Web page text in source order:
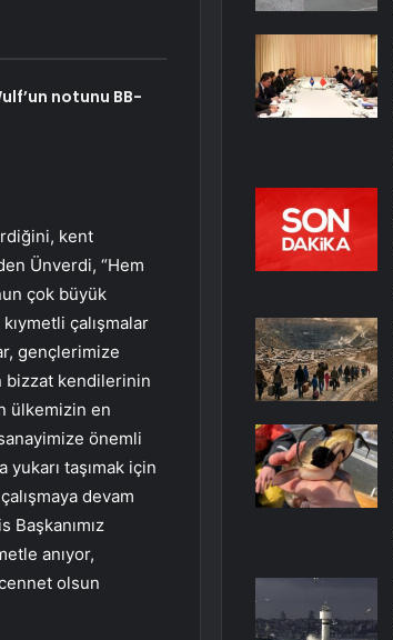
notunu BB-
kent
Ünverdi, “Hem
çok büyük
çalışmalar
gençlerimize
bizzat kendilerinin
ülkemizin en
önemli
taşımak için
devam
Başkanımız
anıyor,
olsun